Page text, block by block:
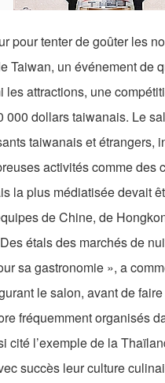
pour tenter de goûter les
Taiwan, un événement de
attractions, une
000 dollars taiwanais. Le
taiwanais et étrangers,
activités comme
la plus médiatisée devait
de Chine, de
étals des marchés de
sa gastronomie », a
le salon, avant de
fréquemment organisés
cité l’exemple de la
succès leur culture